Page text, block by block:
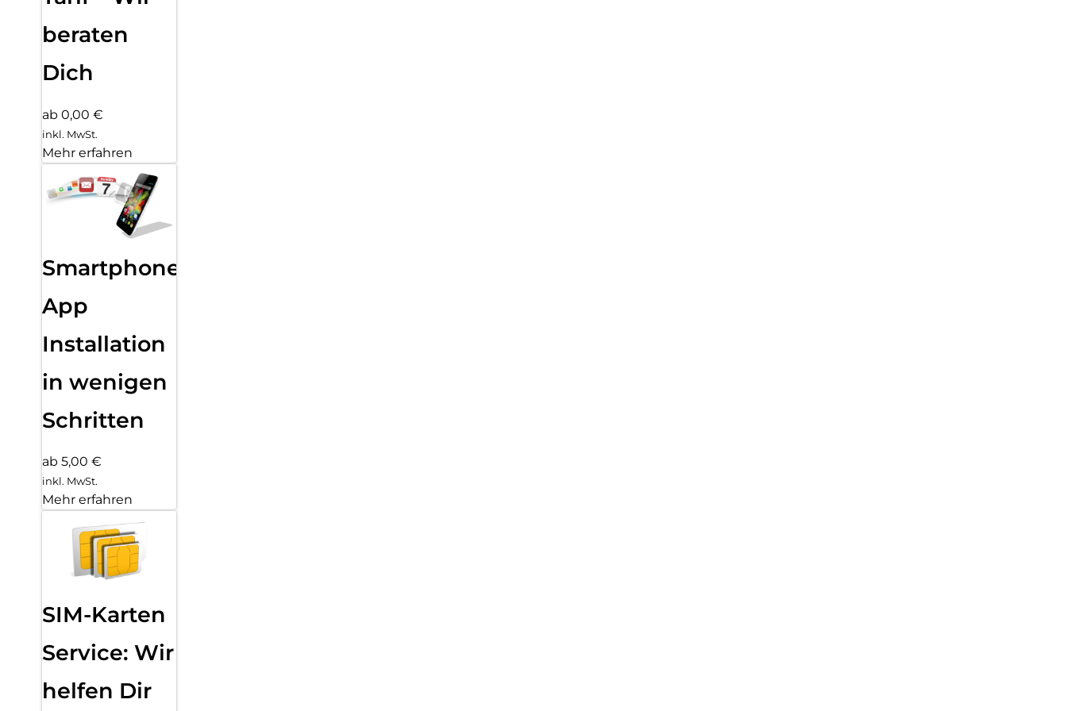
beraten
Dich
ab 0,00 €
inkl. MwSt.
Mehr erfahren
Smartphone
App
Installation
in wenigen
Schritten
ab 5,00 €
inkl. MwSt.
Mehr erfahren
SIM-Karten
Service: Wir
helfen Dir